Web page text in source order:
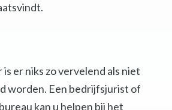
er niks zo vervelend als niet
worden. Een bedrijfsjurist of
kan u helpen bij het